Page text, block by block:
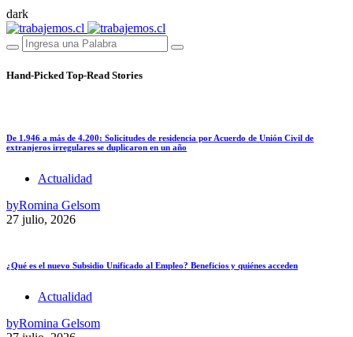
dark
Hand-Picked Top-Read Stories
De 1.946 a más de 4.200: Solicitudes de residencia por Acuerdo de Unión Civil de
extranjeros irregulares se duplicaron en un año
Actualidad
byRomina Gelsom
27 julio, 2026
¿Qué es el nuevo Subsidio Unificado al Empleo? Beneficios y quiénes acceden
Actualidad
byRomina Gelsom